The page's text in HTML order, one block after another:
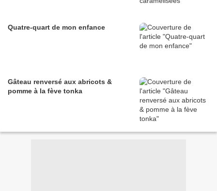
Quatre-quart de mon enfance
Gâteau renversé aux abricots &
pomme à la fève tonka